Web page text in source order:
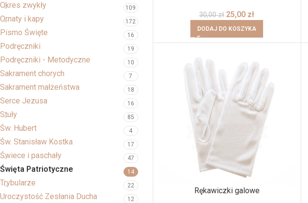
Okres zwykły 109
Ornaty i kapy 172
Pismo Święte 16
Podręczniki 19
Podręczniki - Metodyczne 10
Sakrament chorych 7
Sakrament małżeństwa 18
Serce Jezusa 16
Stuły 85
Św. Hubert 4
Św. Stanisław Kostka 17
Świece i paschały 47
Święta Patriotyczne 14
Trybularze 22
Uroczystość Zesłania Ducha
12
30,00zł 25,00 zł
DODAJ DO KOSZYKA
Rękawiczki galowe